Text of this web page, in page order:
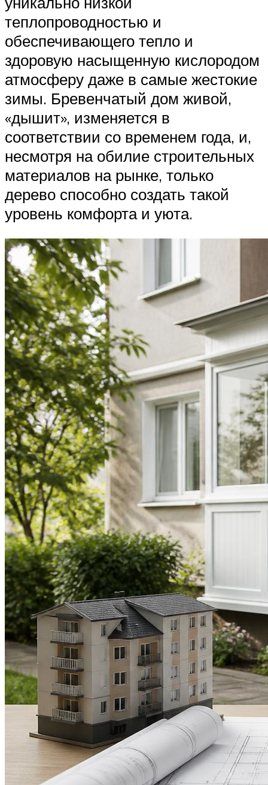
теплопроводностью и
обеспечивающего тепло и
здоровую насыщенную кислородом
атмосферу даже в самые жестокие
зимы. Бревенчатый дом живой,
«дышит», изменяется в
соответствии со временем года, и,
несмотря на обилие строительных
материалов на рынке, только
дерево способно создать такой
уровень комфорта и уюта.